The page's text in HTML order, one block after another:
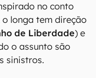
no conto
o longa tem direção
de Liberdade) e
o assunto são
sinistros.